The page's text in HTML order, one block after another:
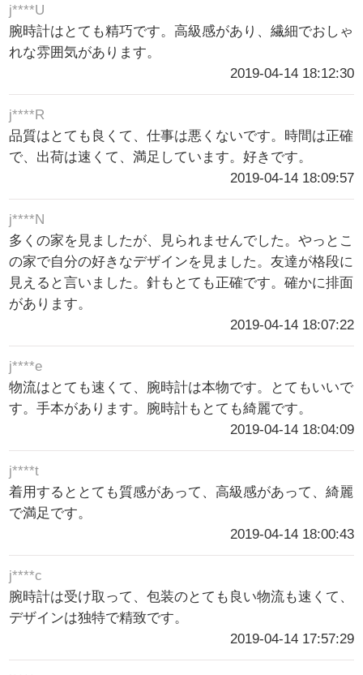
j****U
腕時計はとても精巧です。高級感があり、繊細でおしゃ
れな雰囲気があります。
2019-04-14 18:12:30
j****R
品質はとても良くて、仕事は悪くないです。時間は正確
で、出荷は速くて、満足しています。好きです。
2019-04-14 18:09:57
j****N
多くの家を見ましたが、見られませんでした。やっとこ
の家で自分の好きなデザインを見ました。友達が格段に
見えると言いました。針もとても正確です。確かに排面
があります。
2019-04-14 18:07:22
j****e
物流はとても速くて、腕時計は本物です。とてもいいで
す。手本があります。腕時計もとても綺麗です。
2019-04-14 18:04:09
j****t
着用するととても質感があって、高級感があって、綺麗
で満足です。
2019-04-14 18:00:43
j****c
腕時計は受け取って、包装のとても良い物流も速くて、
デザインは独特で精致です。
2019-04-14 17:57:29